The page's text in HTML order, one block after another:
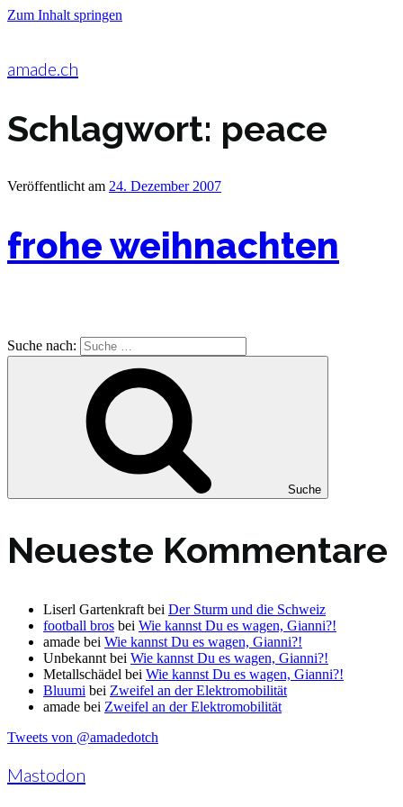
Zum Inhalt springen
amade.ch
Schlagwort: peace
Veröffentlicht am 24. Dezember 2007
frohe weihnachten
Suche nach:
Suche
Neueste Kommentare
Liserl Gartenkraft bei Der Sturm und die Schweiz
football bros bei Wie kannst Du es wagen, Gianni?!
amade bei Wie kannst Du es wagen, Gianni?!
Unbekannt bei Wie kannst Du es wagen, Gianni?!
Metallschädel bei Wie kannst Du es wagen, Gianni?!
Bluumi bei Zweifel an der Elektromobilität
amade bei Zweifel an der Elektromobilität
Tweets von @amadedotch
Mastodon